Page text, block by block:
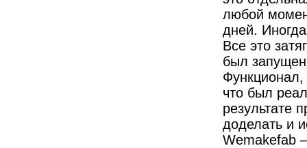
любой
дней.
Все это
был
Функционал,
что был
результате
доделать и
Wemakefab